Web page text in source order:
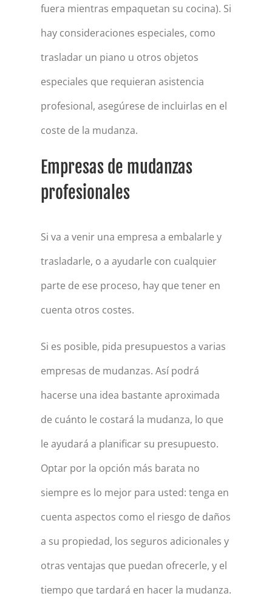
fuera mientras empaquetan su cocina). Si
hay consideraciones especiales, como
trasladar un piano u otros objetos
especiales que requieran asistencia
profesional, asegúrese de incluirlas en el
coste de la mudanza.
Empresas de mudanzas
profesionales
Si va a venir una empresa a embalarle y
trasladarle, o a ayudarle con cualquier
parte de ese proceso, hay que tener en
cuenta otros costes.
Si es posible, pida presupuestos a varias
empresas de mudanzas. Así podrá
hacerse una idea bastante aproximada
de cuánto le costará la mudanza, lo que
le ayudará a planificar su presupuesto.
Optar por la opción más barata no
siempre es lo mejor para usted: tenga en
cuenta aspectos como el riesgo de daños
a su propiedad, los seguros adicionales y
otras ventajas que puedan ofrecerle, y el
tiempo que tardará en hacer la mudanza.